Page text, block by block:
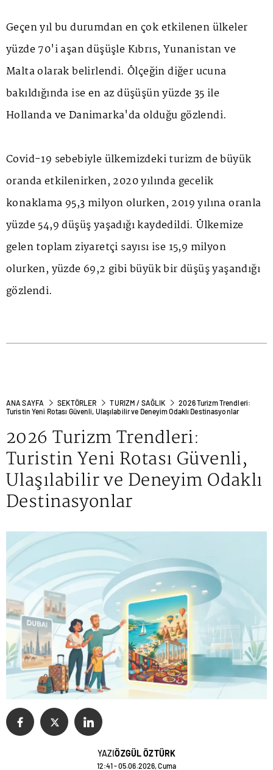
Geçen yıl bu durumdan en çok etkilenen ülkeler
yüzde 70'i aşan düşüşle Kıbrıs, Yunanistan ve
Malta olarak belirlendi. Ölçeğin diğer ucuna
bakıldığında ise en az düşüşün yüzde 35 ile
Hollanda ve Danimarka'da olduğu gözlendi.
Covid-19 sebebiyle ülkemizdeki turizm de büyük
oranda etkilenirken, 2020 yılında gecelik
konaklama 95,3 milyon olurken, 2019 yılına oranla
yüzde 54,9 düşüş yaşadığı kaydedildi. Ülkemize
gelen toplam ziyaretçi sayısı ise 15,9 milyon
olurken, yüzde 69,2 gibi büyük bir düşüş yaşandığı
gözlendi.
ANA SAYFA SEKTÖRLER TURIZM / SAĞLIK
2026 Turizm Trendleri:
Turistin Yeni Rotası Güvenli, Ulaşılabilir ve Deneyim Odaklı Destinasyonlar
2026 Turizm Trendleri:
Turistin Yeni Rotası Güvenli,
Ulaşılabilir ve Deneyim Odaklı
Destinasyonlar
YAZIÖZGÜL ÖZTÜRK
12:41 - 05.06.2026, Cuma